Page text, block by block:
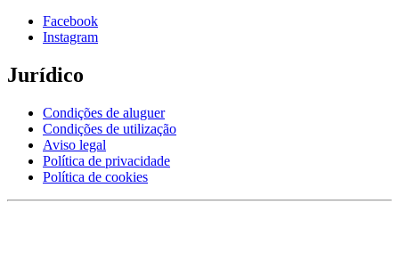
Facebook
Instagram
Jurídico
Condições de aluguer
Condições de utilização
Aviso legal
Política de privacidade
Política de cookies